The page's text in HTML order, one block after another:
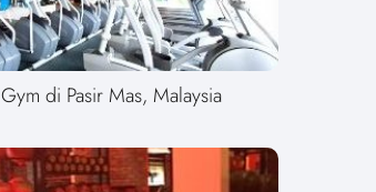
Gym di Pasir Mas, Malaysia